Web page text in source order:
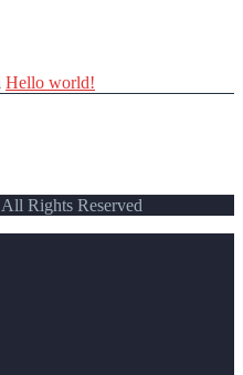
Hello world!
All Rights Reserved